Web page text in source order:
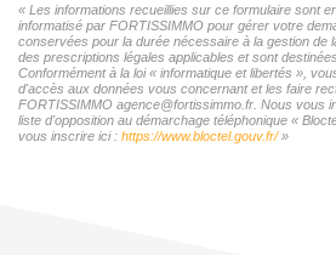
« Les informations recueillies sur ce formulaire sont
informatisé par FORTISSIMMO pour gérer votre
conservées pour la durée nécessaire à la gestion de
des prescriptions légales applicables et sont
Conformément à la loi « informatique et libertés »,
d'accès aux données vous concernant et les faire
FORTISSIMMO agence@fortissimmo.fr. Nous vous
liste d'opposition au démarchage téléphonique «
vous inscrire ici : https://www.bloctel.gouv.fr/»